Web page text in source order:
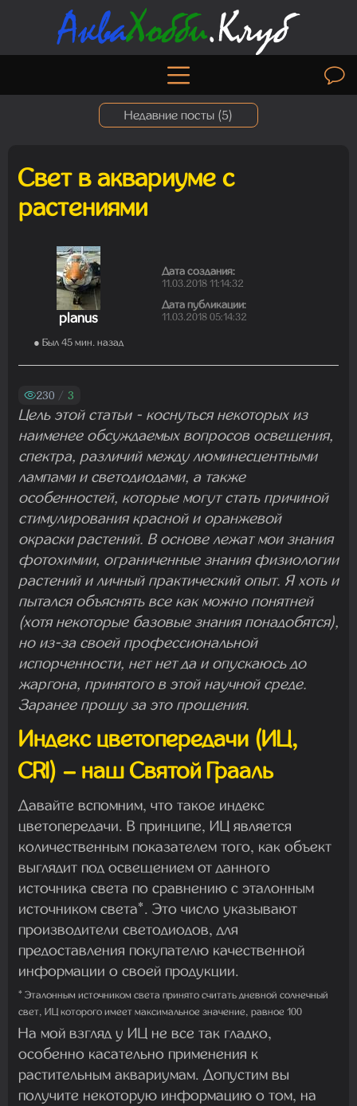
Недавние посты (5)
Madam
06.08.2026 19:50:30
01.08.2026 19:41:26
Madam
Madam
22.07.2026 19:16:45
Madam
19.07.2026 08:27:00
Свет в аквариуме с
растениями
planus
● Был 45 мин. назад
Дата создания:
11.03.2018 11:14:32
Дата публикации:
11.03.2018 05:14:32
230 / 3
Цель этой статьи - коснуться некоторых из
наименее обсуждаемых вопросов освещения,
спектра, различий между люминесцентными
лампами и светодиодами, а также
особенностей, которые могут стать причиной
стимулирования красной и оранжевой
окраски растений. В основе лежат мои знания
фотохимии, ограниченные знания физиологии
растений и личный практический опыт. Я хоть и
пытался объяснять все как можно понятней
(хотя некоторые базовые знания понадобятся),
но из-за своей профессиональной
испорченности, нет нет да и опускаюсь до
жаргона, принятого в этой научной среде.
Заранее прошу за это прощения.
Индекс цветопередачи (ИЦ,
CRI) – наш Святой Грааль
Давайте вспомним, что такое индекс
цветопередачи. В принципе, ИЦ является
количественным показателем того, как объект
выглядит под освещением от данного
источника света по сравнению с эталонным
источником света*. Это число указывают
производители светодиодов, для
предоставления покупателю качественной
информации о своей продукции.
* Эталонным источником света принято считать дневной солнечный
свет, ИЦ которого имеет максимальное значение, равное 100
На мой взгляд у ИЦ не все так гладко,
особенно касательно применения к
растительным аквариумам. Допустим вы
получите некоторую информацию о том, на